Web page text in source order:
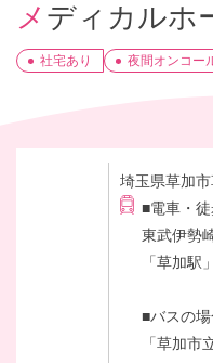
メディカル
社宅あり 夜間オンコー
埼玉県草加
■電車・
東武伊勢
「草加駅
■バスの
「草加市